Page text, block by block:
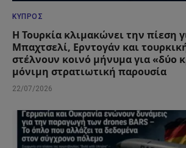
ΚΎΠΡΟΣ
Η Τουρκία κλιμακώνει την πίεση
Μπαχτσελί, Ερντογάν και
στέλνουν κοινό μήνυμα για «δύο
μόνιμη στρατιωτική παρουσία
22/07/2026